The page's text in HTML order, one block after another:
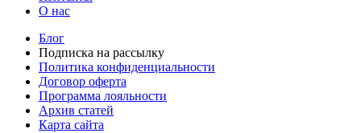
О нас
Блог
Подписка на рассылку
Политика конфиденциальности
Договор оферта
Программа лояльности
Архив статей
Карта сайта